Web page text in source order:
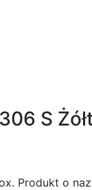
S
Produkt o